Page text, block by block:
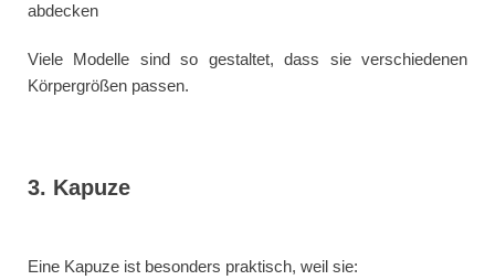
abdecken
Viele Modelle sind so gestaltet, dass sie verschiedenen
Körpergrößen passen.
3. Kapuze
Eine Kapuze ist besonders praktisch, weil sie: